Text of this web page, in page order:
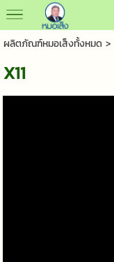
ผลิตภัณฑ์หมอเส็งทั้งหมด >
X11